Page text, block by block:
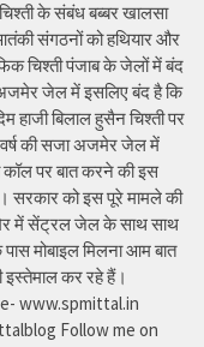
के संबंध बब्बर खालसा
संगठनों को हथियार और
चिश्ती पंजाब के जेलों में बंद
अजमेर जेल में इसलिए बंद है कि
हाजी बिलाल हुसैन चिश्ती पर
वर्ष की सजा अजमेर जेल में
पर बात करने की इस
सरकार को इस पूरे मामले की
में सेंट्रल जेल के साथ साथ
मोबाइल मिलना आम बात
इस्तेमाल कर रहे हैं।
www.spmittal.in
Follow me on